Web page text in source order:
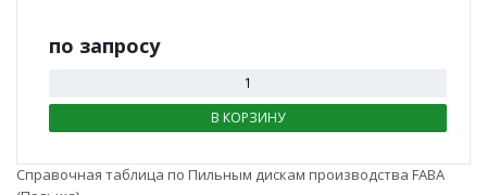
по запросу
В КОРЗИНУ
Справочная таблица по Пильным дискам производства FABA